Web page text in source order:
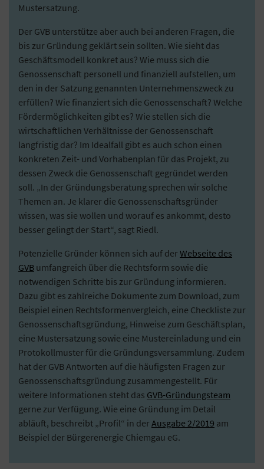
Mustersatzung.
Der GVB unterstütze aber auch bei anderen Fragen, die
bis zur Gründung geklärt sein sollten. Wie sieht das
Geschäftsmodell konkret aus? Wie muss sich die
Genossenschaft personell und finanziell aufstellen, um
den in der Satzung genannten Unternehmenszweck zu
erfüllen? Wie finanziert sich die Genossenschaft? Welche
Fördermöglichkeiten gibt es? Wie stellen sich die
wirtschaftlichen Verhältnisse der Genossenschaft
langfristig dar? Im Idealfall gibt es auch schon einen
konkreten Zeit- und Vorhabenplan für das Projekt, zu
dessen Zweck die Genossenschaft gegründet werden
soll. „In der Gründungsberatung sprechen wir solche
Themen an. Je klarer die Genossenschaftsgründer
wissen, was sie wollen und worauf es ankommt, desto
besser gelingt der Start“, sagt Riedl.
Potenzielle Gründer können sich auf derWebseite des
GVB umfangreich über die Rechtsform sowie die
notwendigen Schritte bis zur Gründung informieren.
Dazu gibt es zahlreiche Dokumente zum Download, zum
Beispiel einen Rechtsformenvergleich, eine Checkliste zur
Genossenschaftsgründung, Hinweise zum Geschäftsplan,
eine Mustersatzung sowie eine Mustereinladung und ein
Protokollmuster für die Gründungsversammlung. Zudem
hat der GVB Antworten auf die häufigsten Fragen zur
Genossenschaftsgründung zusammengestellt. Für
weitere Informationen steht das GVB-Gründungsteam
gerne zur Verfügung. Wie eine Gründung im Detail
abläuft, beschreibt „Profil“ in derAusgabe 2/2019 am
Beispiel der Bürgerenergie Chiemgau eG.